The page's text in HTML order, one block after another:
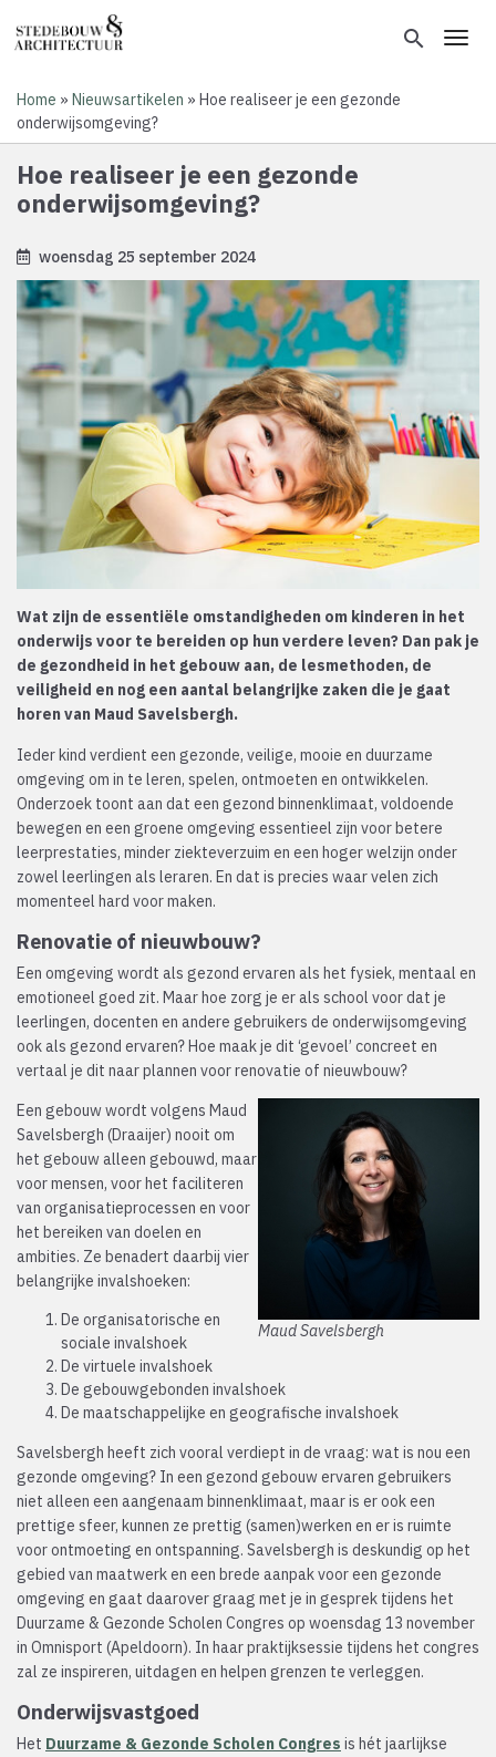
en
naar
inhoud
gaan
search
Kruimelpad
Home Nieuwsartikelen
Hoe realiseer je een gezonde
onderwijsomgeving?
Hoe realiseer je een gezonde
onderwijsomgeving?
woensdag 25 september 2024
Wat zijn de essentiële omstandigheden om kinderen in het
onderwijs voor te bereiden op hun verdere leven? Dan pak je
de gezondheid in het gebouw aan, de lesmethoden, de
veiligheid en nog een aantal belangrijke zaken die je gaat
horen van Maud Savelsbergh.
Ieder kind verdient een gezonde, veilige, mooie en duurzame
omgeving om in te leren, spelen, ontmoeten en ontwikkelen.
Onderzoek toont aan dat een gezond binnenklimaat, voldoende
bewegen en een groene omgeving essentieel zijn voor betere
leerprestaties, minder ziekteverzuim en een hoger welzijn onder
zowel leerlingen als leraren. En dat is precies waar velen zich
momenteel hard voor maken.
Renovatie of nieuwbouw?
Een omgeving wordt als gezond ervaren als het fysiek, mentaal en
emotioneel goed zit. Maar hoe zorg je er als school voor dat je
leerlingen, docenten en andere gebruikers de onderwijsomgeving
ook als gezond ervaren? Hoe maak je dit ‘gevoel’ concreet en
vertaal je dit naar plannen voor renovatie of nieuwbouw?
Maud Savelsbergh
Een gebouw wordt volgens Maud
Savelsbergh (Draaijer) nooit om
het gebouw alleen gebouwd, maar
voor mensen, voor het faciliteren
van organisatieprocessen en voor
het bereiken van doelen en
ambities. Ze benadert daarbij vier
belangrijke invalshoeken:
De organisatorische en
sociale invalshoek
De virtuele invalshoek
De gebouwgebonden invalshoek
De maatschappelijke en geografische invalshoek
Savelsbergh heeft zich vooral verdiept in de vraag: wat is nou een
gezonde omgeving? In een gezond gebouw ervaren gebruikers
niet alleen een aangenaam binnenklimaat, maar is er ook een
prettige sfeer, kunnen ze prettig (samen)werken en er is ruimte
voor ontmoeting en ontspanning. Savelsbergh is deskundig op het
gebied van maatwerk en een brede aanpak voor een gezonde
omgeving en gaat daarover graag met je in gesprek tijdens het
Duurzame & Gezonde Scholen Congres op woensdag 13 november
in Omnisport (Apeldoorn). In haar praktijksessie tijdens het congres
zal ze inspireren, uitdagen en helpen grenzen te verleggen.
Onderwijsvastgoed
Het Duurzame & Gezonde Scholen Congres is hét jaarlijkse